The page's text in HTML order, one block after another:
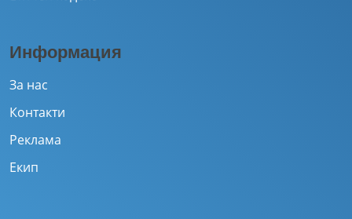
Информация
За нас
Контакти
Реклама
Екип